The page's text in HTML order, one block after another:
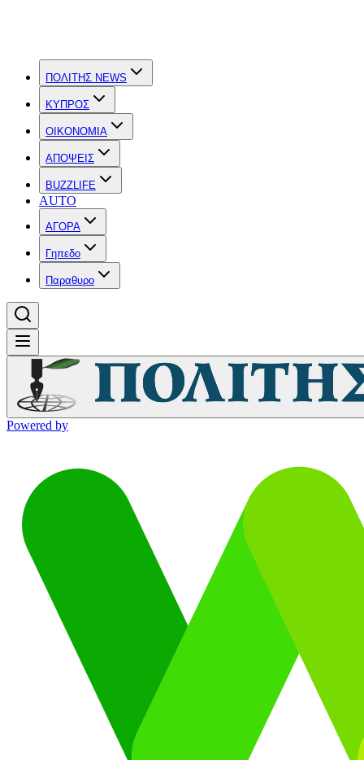
ΠΟΛΙΤΗΣ NEWS
ΚΥΠΡΟΣ
OIKONOMIA
ΑΠΟΨΕΙΣ
BUZZLIFE
AUTO
ΑΓΟΡΑ
Γηπεδο
Παραθυρο
Powered by